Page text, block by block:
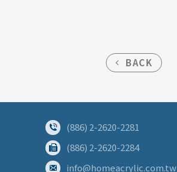
BACK
(886) 2-2620-2281
(886) 2-2620-2284
info@homeacrylic.com.tw